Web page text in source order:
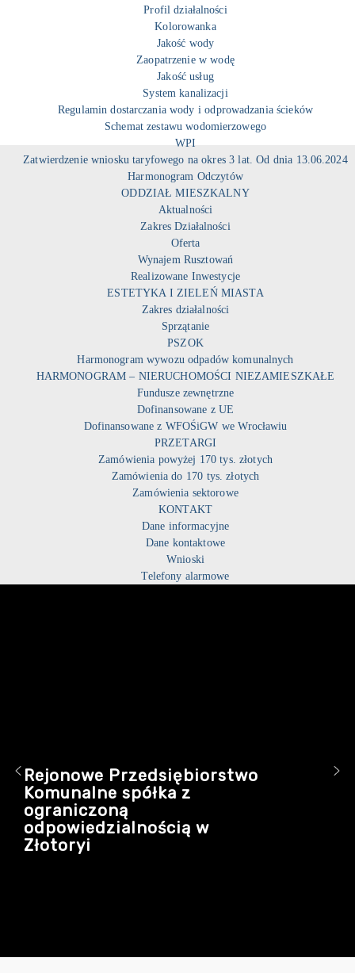
Profil działalności
Kolorowanka
Jakość wody
Zaopatrzenie w wodę
Jakość usług
System kanalizacji
Regulamin dostarczania wody i odprowadzania ścieków
Schemat zestawu wodomierzowego
WPI
Zatwierdzenie wniosku taryfowego na okres 3 lat. Od dnia 13.06.2024
Harmonogram Odczytów
ODDZIAŁ MIESZKALNY
Aktualności
Zakres Działalności
Oferta
Wynajem Rusztowań
Realizowane Inwestycje
ESTETYKA I ZIELEŃ MIASTA
Zakres działalności
Sprzątanie
PSZOK
Harmonogram wywozu odpadów komunalnych
HARMONOGRAM – NIERUCHOMOŚCI NIEZAMIESZKAŁE
Fundusze zewnętrzne
Dofinansowane z UE
Dofinansowane z WFOŚiGW we Wrocławiu
PRZETARGI
Zamówienia powyżej 170 tys. złotych
Zamówienia do 170 tys. złotych
Zamówienia sektorowe
KONTAKT
Dane informacyjne
Dane kontaktowe
Wnioski
Telefony alarmowe
Rejonowe Przedsiębiorstwo
Komunalne spółka z
ograniczoną
odpowiedzialnością w
Złotoryi